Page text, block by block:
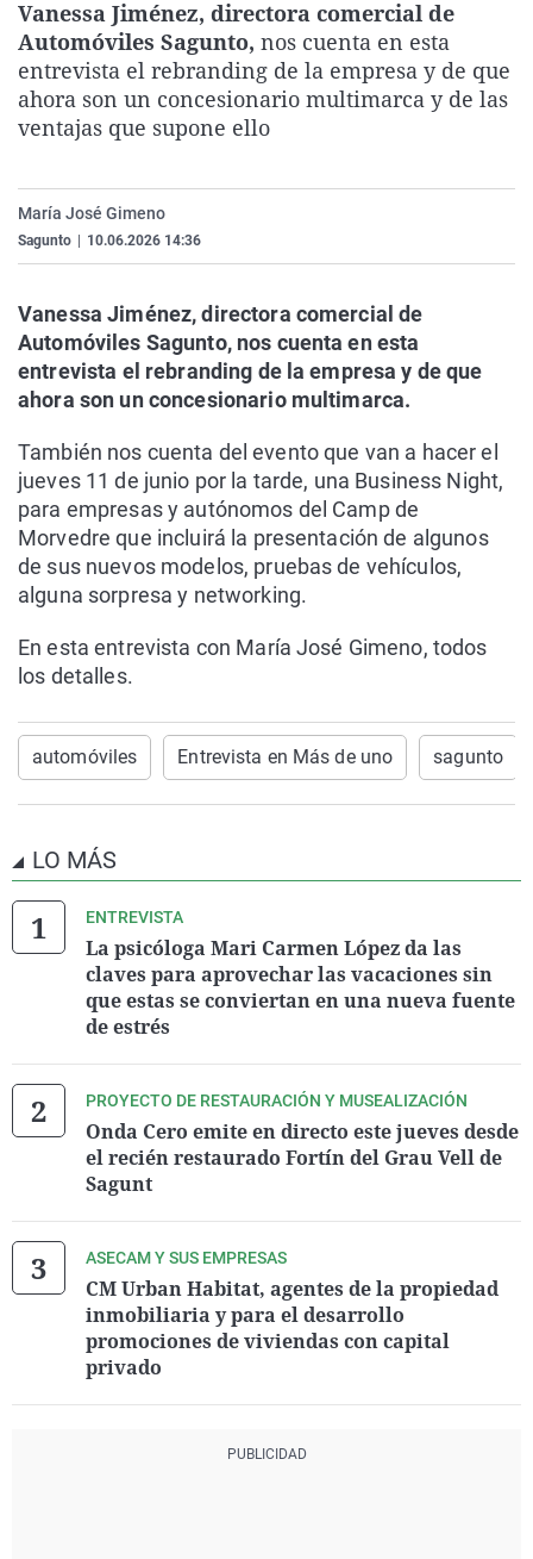
La rosa de los vientos
Gente viajera
Como el perro y el
Caso
Retornados
Equipo de
Extremadura
Galicia
La Rioja
País Vasco
Virales
Televisión
Elecciones
Vanessa Jiménez, directora comercial de
Automóviles Sagunto, nos cuenta en esta
entrevista el rebranding de la empresa y de que
ahora son un concesionario multimarca y de las
ventajas que supone ello
María José Gimeno
Sagunto 10.06.2026 14:36
Vanessa Jiménez,directora comercial de
Automóviles Sagunto, nos cuenta en esta
entrevista el rebranding de la empresa y de que
ahora son unconcesionario multimarca.
También nos cuenta del evento que van a hacerel
jueves 11 de junio por la tarde, una Business Night,
para empresas y autónomos del Camp de
Morvedre que incluirá la presentación de algunos
de sus nuevos modelos, pruebas de vehículos,
alguna sorpresa y networking.
En esta entrevista con María José Gimeno, todos
los detalles.
automóviles Entrevista en Más de uno sagunto
LO MÁS
ENTREVISTA
La psicóloga Mari Carmen López da las
claves para aprovechar las vacaciones sin
que estas se conviertan en una nueva fuente
de estrés
PROYECTO DE RESTAURACIÓN Y MUSEALIZACIÓN
Onda Cero emite en directo este jueves desde
el recién restaurado Fortín del Grau Vell de
Sagunt
ASECAM Y SUS EMPRESAS
CM Urban Habitat, agentes de la propiedad
inmobiliaria y para el desarrollo
promociones de viviendas con capital
privado